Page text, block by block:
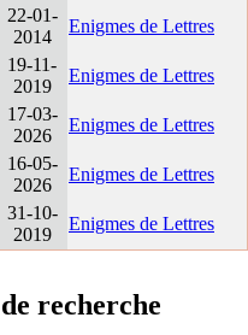
22-01-
2014
Enigmes de Lettres
19-11-
2019
Enigmes de Lettres
17-03-
2026
Enigmes de Lettres
16-05-
2026
Enigmes de Lettres
31-10-
2019
Enigmes de Lettres
recherche